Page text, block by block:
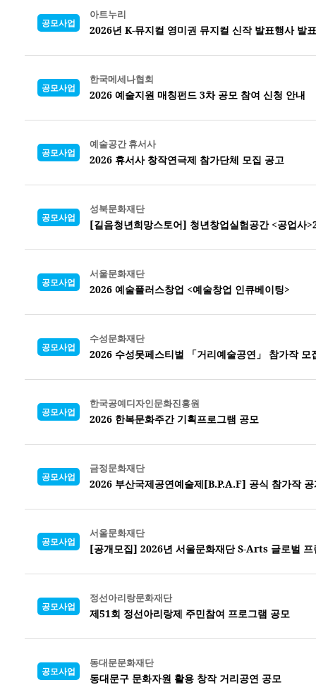
공모사업
아트누리
2026년 K-뮤지컬 영미권 뮤지컬 신작 발표행사 발
공모사업
한국메세나협회
2026 예술지원 매칭펀드 3차 공모 참여 신청 안내
공모사업
예술공간 휴서사
2026 휴서사 창작연극제 참가단체 모집 공고
공모사업
성북문화재단
[길음청년희망스토어] 청년창업실험공간 <공업사
공모사업
서울문화재단
2026 예술플러스창업 <예술창업 인큐베이팅>
공모사업
수성문화재단
2026 수성못페스티벌 「거리예술공연」 참가작 모
공모사업
한국공예디자인문화진흥원
2026 한복문화주간 기획프로그램 공모
공모사업
금정문화재단
2026 부산국제공연예술제[B.P.A.F] 공식 참가작
공모사업
서울문화재단
[공개모집] 2026년 서울문화재단 S-Arts 글로벌 프
공모사업
정선아리랑문화재단
제51회 정선아리랑제 주민참여 프로그램 공모
공모사업
동대문문화재단
동대문구 문화자원 활용 창작 거리공연 공모